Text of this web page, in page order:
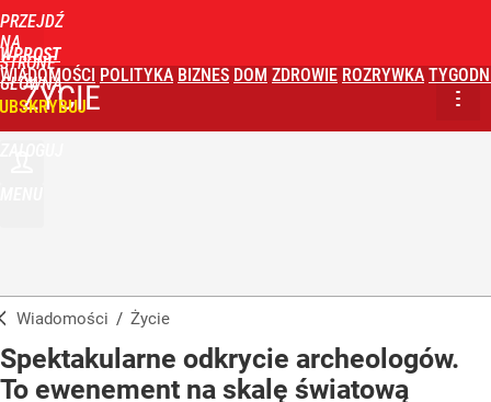
PRZEJDŹ
NA
STRONĘ
GŁÓWNĄ
WPROST
WIADOMOŚCI POLITYKA BIZNES DOM ZDROWIE ROZRYWKA
ŻYCIE
Wiadomości / Życie
Spektakularne odkrycie archeologów.
To ewenement na skalę światową